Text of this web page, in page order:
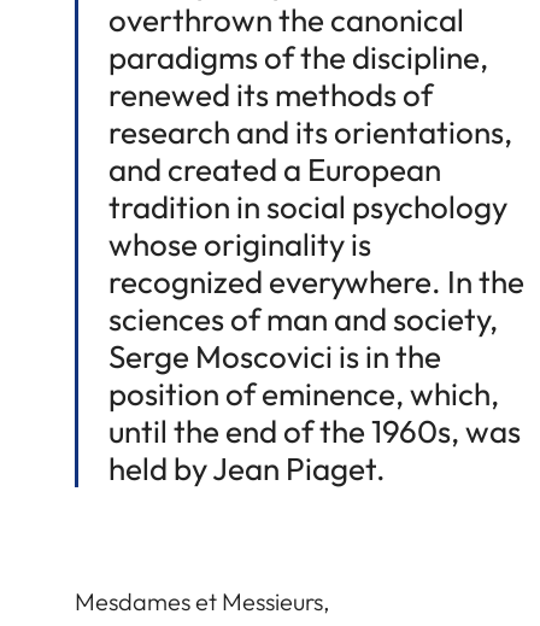
overthrown the canonical
paradigms of the discipline,
renewed its methods of
research and its orientations,
and created a European
tradition in social psychology
whose originality is
recognized everywhere. In the
sciences of man and society,
Serge Moscovici is in the
position of eminence, which,
until the end of the 1960s, was
held by Jean Piaget.
Mesdames et Messieurs,